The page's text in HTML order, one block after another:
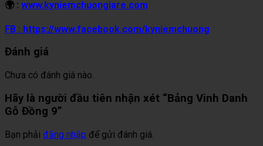
🌍 : www.kyniemchuongiare.com
FB : https://www.facebook.com/kyniemchuong
Đánh giá
Chưa có đánh giá nào.
Hãy là người đầu tiên nhận xét “Bảng Vinh Danh
Gỗ Đồng 9”
Bạn phải đăng nhập để gửi đánh giá.